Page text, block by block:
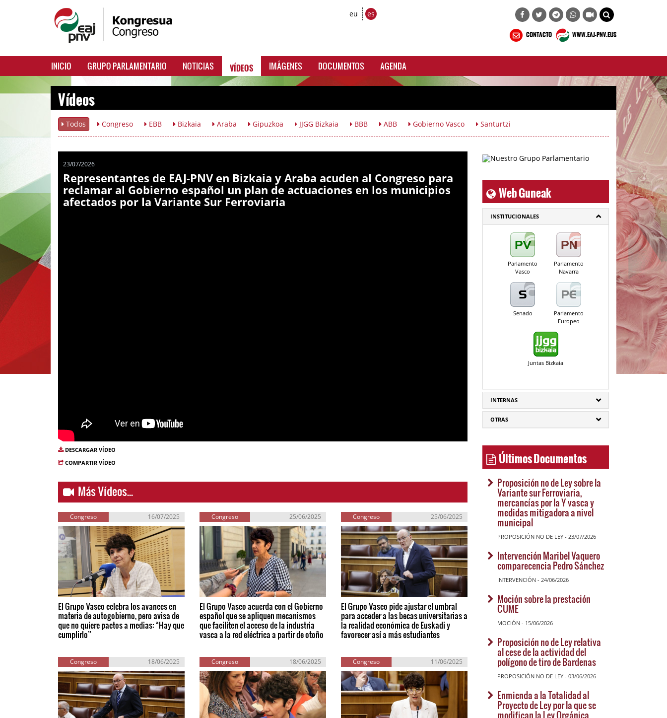
eu es
CONTACTO WWW.EAJ-PNV.EUS
INICIO GRUPO PARLAMENTARIO NOTICIAS VÍDEOS IMÁGENES DOCUMENTOS AGENDA
Vídeos
Todos Congreso EBB Bizkaia Araba Gipuzkoa JJGG Bizkaia BBB ABB Gobierno Vasco Santurtzi
23/07/2026
Representantes de EAJ-PNV en Bizkaia y Araba acuden al Congreso para
reclamar al Gobierno español un plan de actuaciones en los municipios
afectados por la Variante Sur Ferroviaria
DESCARGAR VÍDEO
COMPARTIR VÍDEO
Más Vídeos...
Congreso 16/07/2025
El Grupo Vasco celebra los avances en
materia de autogobierno, pero avisa de
que no quiere pactos a medias: “Hay que
cumplirlo”
Congreso 25/06/2025
El Grupo Vasco acuerda con el Gobierno
español que se apliquen mecanismos
que faciliten el acceso de la industria
vasca a la red eléctrica a partir de otoño
Congreso 25/06/2025
El Grupo Vasco pide ajustar el umbral
para acceder a las becas universitarias a
la realidad económica de Euskadi y
favorecer así a más estudiantes
Congreso 18/06/2025 Congreso 18/06/2025 Congreso 11/06/2025
Web Guneak
INSTITUCIONALES
Parlamento
Vasco
Parlamento
Navarra
Senado
Parlamento
Europeo
Juntas Bizkaia
INTERNAS
OTRAS
Últimos Documentos
Proposición no de Ley sobre la
Variante sur Ferroviaria,
mercancías por la Y vasca y
medidas mitigadora a nivel
municipal
PROPOSICIÓN NO DE LEY - 23/07/2026
Intervención Maribel Vaquero
comparecencia Pedro Sánchez
INTERVENCIÓN - 24/06/2026
Moción sobre la prestación
CUME
MOCIÓN - 15/06/2026
Proposición no de Ley relativa
al cese de la actividad del
polígono de tiro de Bardenas
PROPOSICIÓN NO DE LEY - 03/06/2026
Enmienda a la Totalidad al
Proyecto de Ley por la que se
modifican la Ley Orgánica